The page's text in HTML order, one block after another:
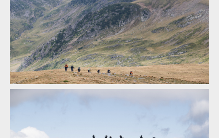
Legends of Gugu - Heli-eBike Camp v Rumunsku je velkolepý
zážitek
Legends of Gugu - Heli-eBike Camp v Rumunsku je velkolepý
zážitek
Legends of Gugu - Heli-eBike Camp v Rumunsku je velkolepý